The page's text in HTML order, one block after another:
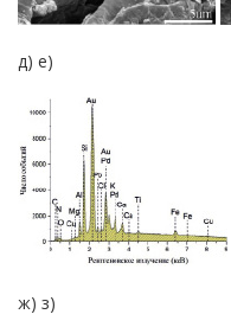
д) е)
ж) з)